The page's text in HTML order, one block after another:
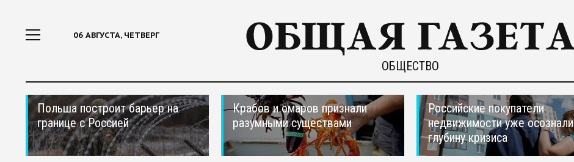
06 АВГУСТА, ЧЕТВЕРГ
ОБЩЕСТВО
Польша построит барьер на
границе с Россией
Крабов и омаров признали
разумными существами
Российские покупатели
недвижимости уже осознали
глубину кризиса